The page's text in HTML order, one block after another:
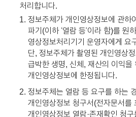
처리합니다.
정보주체가 개인영상정보에 관하
파기(이하 ‘열람 등’이라 함)를 원
영상정보처리기기 운영자에게 요
단, 정보주체가 촬영된 개인영상
급박한 생명, 신체, 재산의 이익을
개인영상정보에 한정됩니다.
정보주체는 열람 등 요구를 하는
개인영상정보 청구서(전자문서를
개인영상정보 열람·존재확인 청